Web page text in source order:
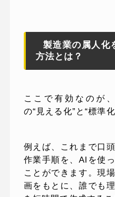
製造業の属人化
方法とは？
ここで有効なのが
の“見える化”と“標準化
例えば、これまで口
作業手順を、AIを使
ことができます。現
画をもとに、誰でも